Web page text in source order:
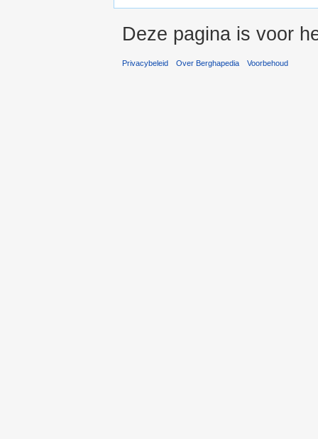
Deze pagina is voor
Privacybeleid Over Berghapedia Voorbehoud